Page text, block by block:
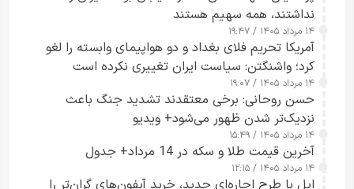
نداشتند، همه سهیم هستند
۱۴ مرداد ۱۴۰۵ / ۱۹:۴۷
آمریکا تحریم فلای بغداد و دو هواپیمای وابسته را لغو
کرد؛ واشنگتن: سیاست ایران تغییری نکرده است
۱۴ مرداد ۱۴۰۵ / ۱۹:۰۷
حسن روحانی: برخی معتقدند تشدید جنگ باعث
نزدیک‌تر شدن ظهور می‌شود+ ویدیو
۱۴ مرداد ۱۴۰۵ / ۱۵:۴۹
آخرین قیمت طلا و سکه در 14 مرداد+ جدول
۱۴ مرداد ۱۴۰۵ / ۱۲:۱۵
اپل با طرح اجاره‌ای جدید، خرید آیفون‌های گران‌تر را